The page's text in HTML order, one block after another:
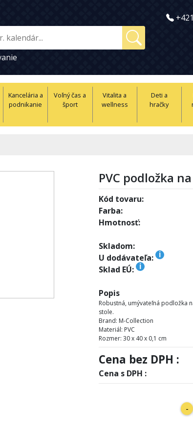
Kancelária a
podnikanie
Voľný čas a
šport
Vitalita a
wellness
Deti a
hračky
PVC podložka
Kód tovaru:
Farba:
Hmotnosť:
Skladom:
U dodávateľa:
i
Sklad EÚ:
i
Popis
Robustná, umývateľná podložka
stole.
Brand: M-Collection
Materiál: PVC
Rozmer: 30 x 40 x 0,1 cm
Cena bez DPH :
Cena s DPH :
-